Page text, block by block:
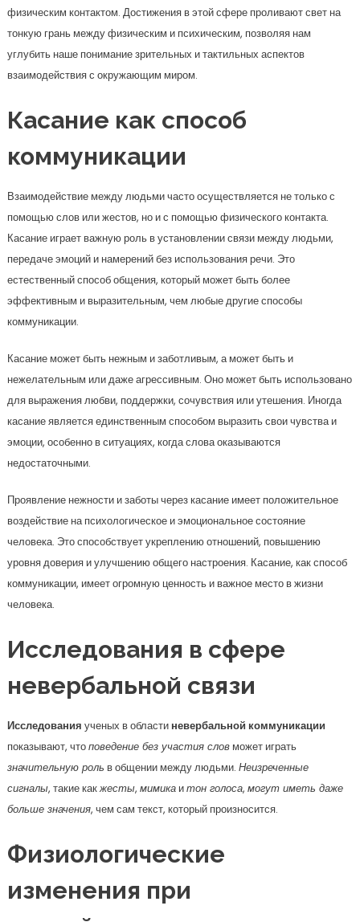
физическим контактом. Достижения в этой сфере проливают свет на
тонкую грань между физическим и психическим, позволяя нам
углубить наше понимание зрительных и тактильных аспектов
взаимодействия с окружающим миром.
Касание как способ
коммуникации
Взаимодействие между людьми часто осуществляется не только с
помощью слов или жестов, но и с помощью физического контакта.
Касание играет важную роль в установлении связи между людьми,
передаче эмоций и намерений без использования речи. Это
естественный способ общения, который может быть более
эффективным и выразительным, чем любые другие способы
коммуникации.
Касание может быть нежным и заботливым, а может быть и
нежелательным или даже агрессивным. Оно может быть использовано
для выражения любви, поддержки, сочувствия или утешения. Иногда
касание является единственным способом выразить свои чувства и
эмоции, особенно в ситуациях, когда слова оказываются
недостаточными.
Проявление нежности и заботы через касание имеет положительное
воздействие на психологическое и эмоциональное состояние
человека. Это способствует укреплению отношений, повышению
уровня доверия и улучшению общего настроения. Касание, как способ
коммуникации, имеет огромную ценность и важное место в жизни
человека.
Исследования в сфере
невербальной связи
Исследования ученых в области невербальной коммуникации
показывают, чтоповедение без участия словможет играть
значительную роль в общении между людьми. Неизреченные
сигналы, такие какжесты, мимикаитон голоса, могут иметь даже
больше значения, чем сам текст, который произносится.
Физиологические
изменения при